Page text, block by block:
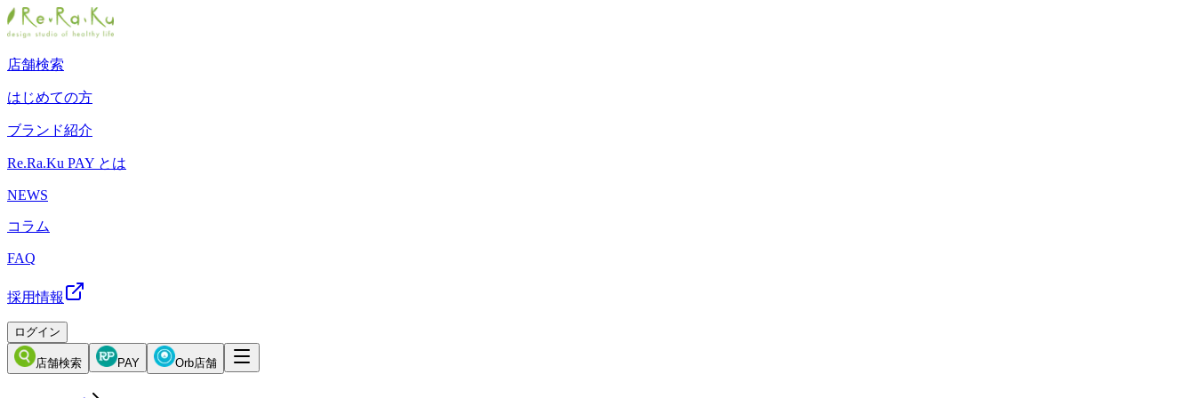
店舗検索
はじめての方
ブランド紹介
Re.Ra.Ku PAY とは
NEWS
コラム
FAQ
採用情報
ログイン
店舗検索 PAY Orb店舗